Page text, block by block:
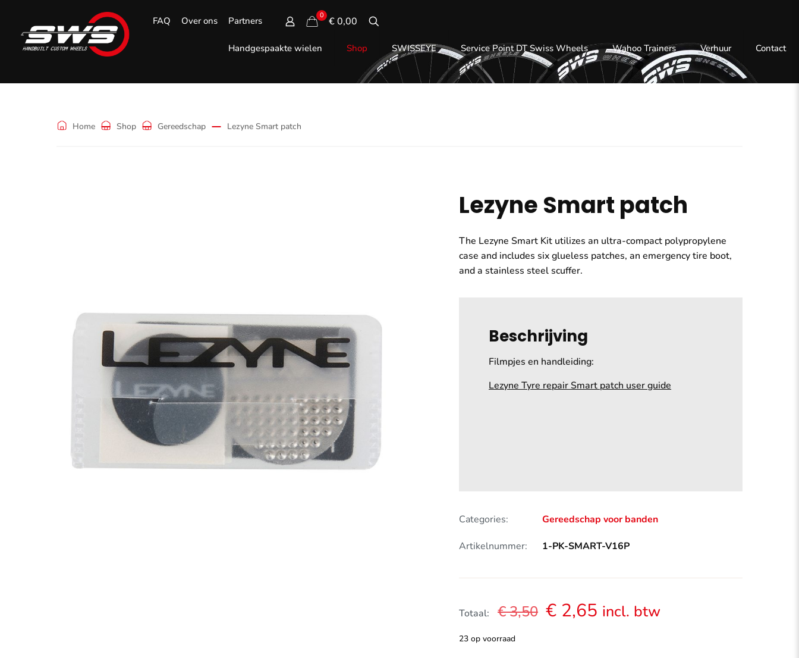
FAQ Over ons Partners 0 € 0,00
Handgespaakte wielen Shop SWISSEYE Service Point DT Swiss Wheels Wahoo Trainers Verhuur Contact
Home Shop Gereedschap Lezyne Smart patch
Lezyne Smart patch
The Lezyne Smart Kit utilizes an ultra-compact polypropylene
case and includes six glueless patches, an emergency tire boot,
and a stainless steel scuffer.
Beschrijving
Filmpjes en handleiding:
Lezyne Tyre repair Smart patch user guide
Categories: Gereedschap voor banden
Artikelnummer: 1-PK-SMART-V16P
Totaal: €3,50 Oorspronkelijke
€ 2,65 Huidige
incl. btw
23 op voorraad